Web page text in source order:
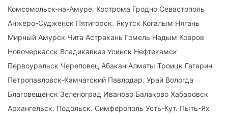
Комсомольск-на-Амуре. Кострома Гродно Севастополь
Анжеро-Судженск Пятигорск. Якутск Когалым Нягань
Мирный Амурск Чита Астрахань Гомель Надым Ковров
Новочеркасск Владикавказ Усинск Нефтекамск
Первоуральск Череповец Абакан Алматы Троицк Гагарин
Петропавловск-Камчатский Павлодар. Урай Вологда
Благовещенск Зеленоград Иваново Балаково Хабаровск
Архангельск. Подольск. Симферополь Усть-Кут. Пыть-Ях